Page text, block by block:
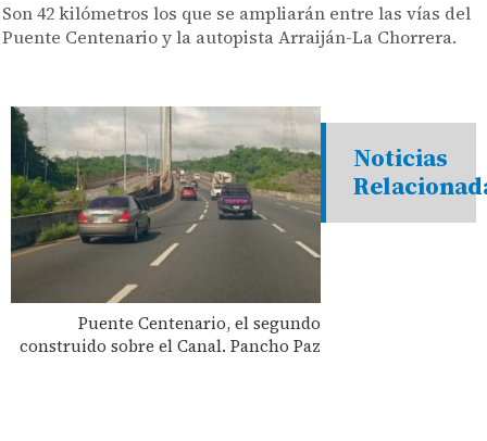
Son 42 kilómetros los que se ampliarán entre las vías del
Puente Centenario y la autopista Arraiján-La Chorrera.
Puente Centenario, el segundo
construido sobre el Canal. Pancho Paz
Noticias